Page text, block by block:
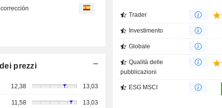
prezzi
12,38 13,03
11,58 13,03
Trader
Investimento
Globale
Qualità delle
pubblicazioni
ESG MSCI